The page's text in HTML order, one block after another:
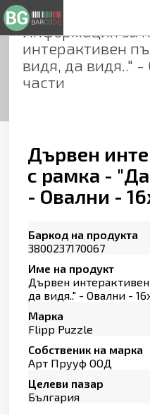
Информация за
интерактивен
видя, да видя.."
части
Дървен
с рамка -
- Овални -
Баркод на продукта
3800237170067
Име на продукт
Дървен
да видя.." - Овални -
Марка
Flipp Puzzle
Собственик на марка
Арт Прууф ООД
Целеви пазар
България
Общи
Декларация